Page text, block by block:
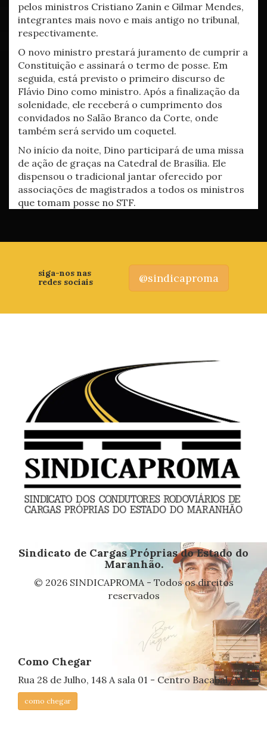
pelos ministros Cristiano Zanin e Gilmar Mendes,
integrantes mais novo e mais antigo no tribunal,
respectivamente.
O novo ministro prestará juramento de cumprir a
Constituição e assinará o termo de posse. Em
seguida, está previsto o primeiro discurso de
Flávio Dino como ministro. Após a finalização da
solenidade, ele receberá o cumprimento dos
convidados no Salão Branco da Corte, onde
também será servido um coquetel.
No início da noite, Dino participará de uma missa
de ação de graças na Catedral de Brasília. Ele
dispensou o tradicional jantar oferecido por
associações de magistrados a todos os ministros
que tomam posse no STF.
siga-nos nas
redes sociais
@sindicaproma
Sindicato de Cargas Próprias do Estado do
Maranhão.
© 2026 SINDICAPROMA - Todos os direitos
reservados
Como Chegar
Rua 28 de Julho, 148 A sala 01 - Centro Bacabal/MA
como chegar